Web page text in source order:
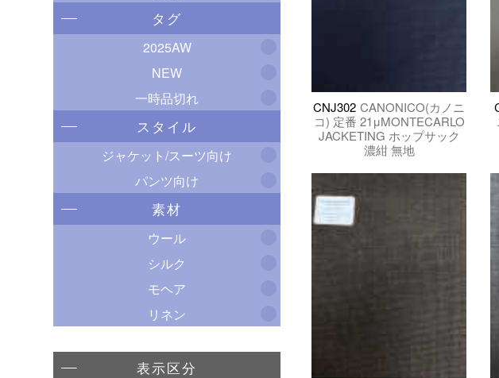
タグ
2025AW
NEW
一時品切れ
スタイル
ジャケット/スーツ向け
パンツ向け
素材
ウール
シルク
モヘア
リネン
表示区分
CNJ302 CANONICO(カノニ
コ) 定番 21μMONTECARLO
JACKETING ホップサック
濃紺 無地